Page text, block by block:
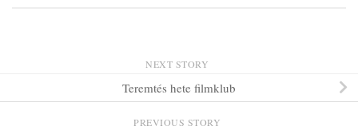
NEXT STORY
Teremtés hete filmklub
PREVIOUS STORY